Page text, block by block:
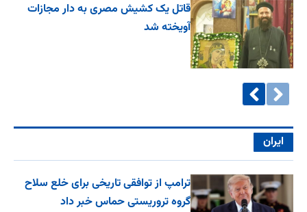
قاتل یک کشیش مصری به دار مجازات
آویخته شد
ایران
ترامپ از توافقی تاریخی برای خلع ‌سلاح
گروه تروریستی حماس خبر داد